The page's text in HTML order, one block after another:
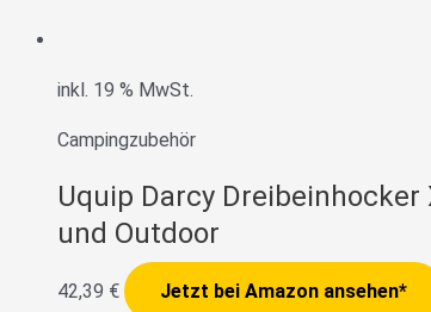
inkl. 19 % MwSt.
Campingzubehör
Uquip Darcy
und Outdoor
42,39 € Jetzt bei Amazon ansehen*